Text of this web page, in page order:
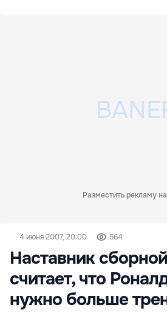
Разместить рекламу
4 июня 2007, 20:00 564
Наставник
считает, что
нужно больше